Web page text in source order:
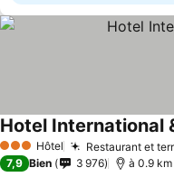
3 ÉtoilesHôtel Restaurant et
Hotel International
7,9 Bien 3 976 à 0.9